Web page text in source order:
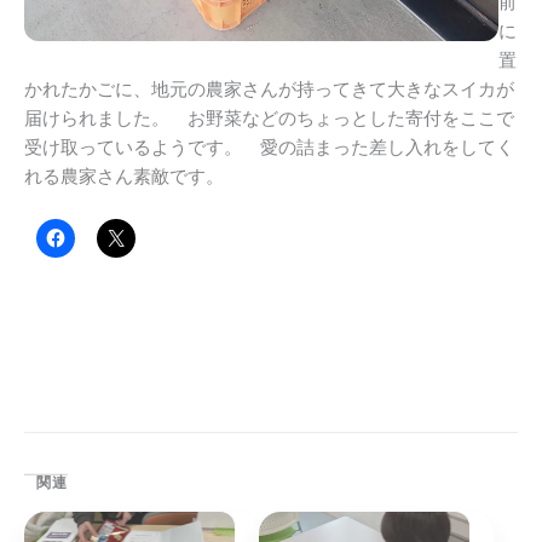
に
置
かれたかごに、地元の農家さんが持ってきて大きなスイカが
届けられました。 お野菜などのちょっとした寄付をここで
受け取っているようです。 愛の詰まった差し入れをしてく
れる農家さん素敵です。
関連